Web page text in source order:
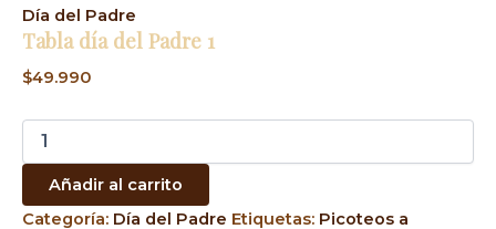
Día del Padre
Tabla día del Padre 1
$49.990
Añadir al carrito
Categoría: Día del Padre Etiquetas: Picoteos a